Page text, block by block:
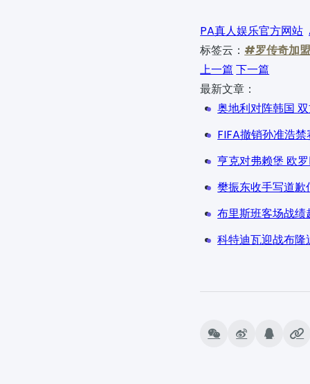
PA真人娱乐官方网站
标签云： #罗传奇加
上一篇 下一篇
最新文章：
奥地利对阵韩国
FIFA撤销孙准浩
亨克对弗赖堡 欧
樊振东收手写道
布里斯班客场战
科特迪瓦迎战布